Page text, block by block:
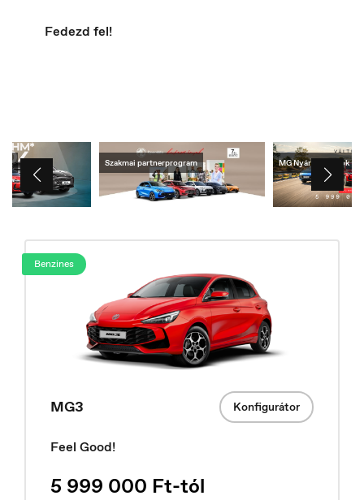
Belgique
Fedezd fel!
Szakmai partnerprogram MG Nyári ajánlatok
Benzines
MG3 Konfigurátor
Feel Good!
5 999 000 Ft-tól